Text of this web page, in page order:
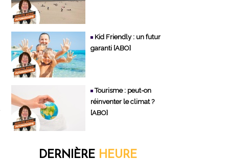
Kid Friendly : un futur
garanti [ABO]
Tourisme : peut-on
réinventer le climat ?
[ABO]
DERNIÈRE HEURE